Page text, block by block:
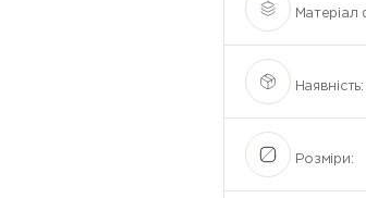
Матеріал
Наявність:
Розміри: